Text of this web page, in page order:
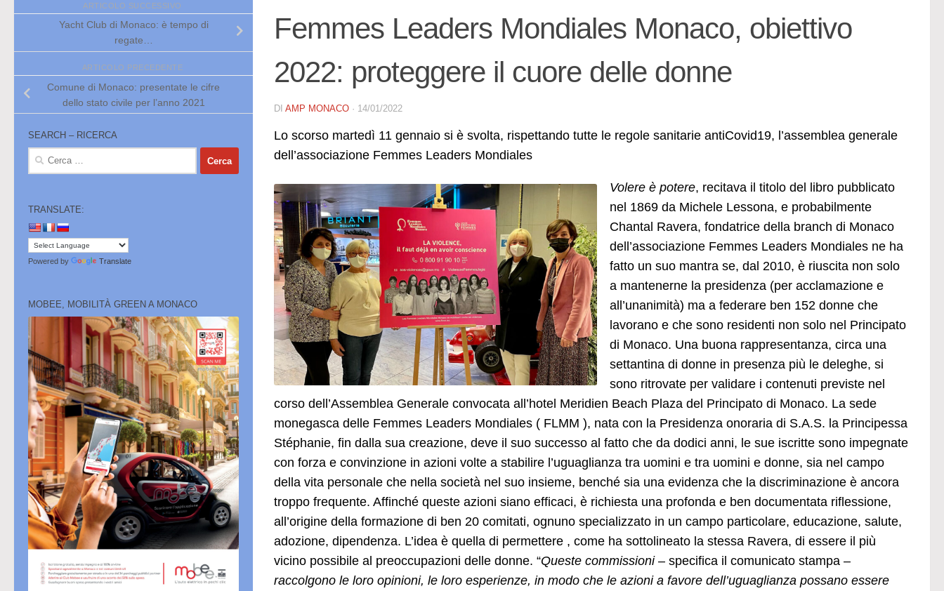
Femmes Leaders Mondiales Monaco, obiettivo
2022: proteggere il cuore delle donne
DI AMP MONACO · 14/01/2022
Lo scorso martedì 11 gennaio si è svolta, rispettando tutte le regole sanitarie antiCovid19, l’assemblea generale
dell’associazione Femmes Leaders Mondiales
Volere è potere, recitava il titolo del libro pubblicato
nel 1869 da Michele Lessona, e probabilmente
Chantal Ravera, fondatrice della branch di Monaco
dell’associazione Femmes Leaders Mondiales ne ha
fatto un suo mantra se, dal 2010, è riuscita non solo
a mantenerne la presidenza (per acclamazione e
all’unanimità) ma a federare ben 152 donne che
lavorano e che sono residenti non solo nel Principato
di Monaco. Una buona rappresentanza, circa una
settantina di donne in presenza più le deleghe, si
sono ritrovate per validare i contenuti previste nel
corso dell’Assemblea Generale convocata all’hotel Meridien Beach Plaza del Principato di Monaco. La sede
monegasca delle Femmes Leaders Mondiales ( FLMM ), nata con la Presidenza onoraria di S.A.S. la Principessa
Stéphanie, fin dalla sua creazione, deve il suo successo al fatto che da dodici anni, le sue iscritte sono impegnate
con forza e convinzione in azioni volte a stabilire l’uguaglianza tra uomini e tra uomini e donne, sia nel campo
della vita personale che nella società nel suo insieme, benché sia una evidenza che la discriminazione è ancora
troppo frequente. Affinché queste azioni siano efficaci, è richiesta una profonda e ben documentata riflessione,
all’origine della formazione di ben 20 comitati, ognuno specializzato in un campo particolare, educazione, salute,
adozione, dipendenza. L’idea è quella di permettere , come ha sottolineato la stessa Ravera, di essere il più
vicino possibile al preoccupazioni delle donne. “Queste commissioni– specifica il comunicato stampa –
raccolgono le loro opinioni, le loro esperienze, in modo che le azioni a favore dell’uguaglianza possano essere
ARTICOLO SUCCESSIVO
Yacht Club di Monaco: è tempo di
regate…
ARTICOLO PRECEDENTE
Comune di Monaco: presentate le cifre
dello stato civile per l’anno 2021
SEARCH – RICERCA
Ricerca
TRANSLATE:
Powered by Translate
MOBEE, MOBILITÀ GREEN A MONACO